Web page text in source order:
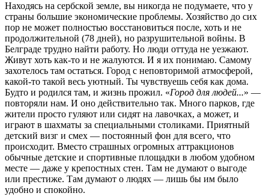
Находясь на сербской земле, вы никогда не подумаете, что у
страны большие экономические проблемы. Хозяйство до сих
пор не может полностью восстановиться после, хоть и не
продолжительной (78 дней), но разрушительной войны. В
Белграде трудно найти работу. Но люди оттуда не уезжают.
Живут хоть как-то и не жалуются. И я их понимаю. Самому
захотелось там остаться. Город с неповторимой атмосферой,
какой-то такой весь уютный. Ты чувствуешь себя как дома.
Будто и родился там, и жизнь прожил. «Город для людей...» —
повторяли нам. И оно действительно так. Много парков, где
жители просто гуляют или сидят на лавочках, а может, и
играют в шахматы за специальными столиками. Приятный
детский визг и смех — постоянный фон для всего, что
происходит. Вместо страшных огромных аттракционов
обычные детские и спортивные площадки в любом удобном
месте — даже у крепостных стен. Там не думают о выгоде
или престиже. Там думают о людях — лишь бы им было
удобно и спокойно.